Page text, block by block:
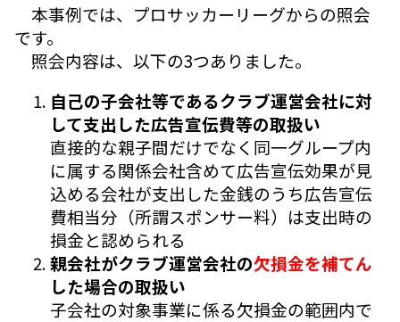
本事例では、プロサッカーリーグからの照会
です。
照会内容は、以下の3つありました。
自己の子会社等であるクラブ運営会社に対
して支出した広告宣伝費等の取扱い
直接的な親子間だけでなく同一グループ内
に属する関係会社含めて広告宣伝効果が見
込める会社が支出した金銭のうち広告宣伝
費相当分（所謂スポンサー料）は支出時の
損金と認められる
親会社がクラブ運営会社の欠損金を補てん
した場合の取扱い
子会社の対象事業に係る欠損金の範囲内で